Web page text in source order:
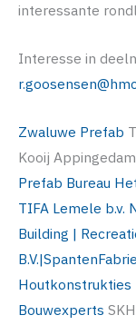
interessante
Interesse in
Zwaluwe Prefab
Kooij Appingedam
Prefab Bureau
TIFA Lemele b.v.
Building |
Houtkonstrukties
Bouwexperts SKH